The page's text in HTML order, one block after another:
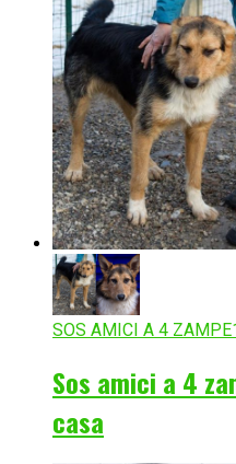
SOS AMICI A 4 ZAMPE
Sos amici a 4
casa